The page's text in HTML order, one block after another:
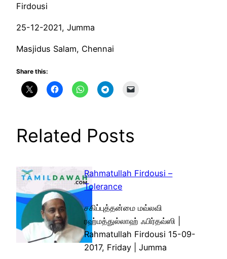
Firdousi
25-12-2021, Jumma
Masjidus Salam, Chennai
Share this:
Related Posts
Rahmatullah Firdousi –
Tolerance
சகிப்புத்தன்மை மவ்லவி
ரஹ்மத்துல்லாஹ் ஃபிர்தவ்ஸி |
Rahmatullah Firdousi 15-09-
2017, Friday | Jumma